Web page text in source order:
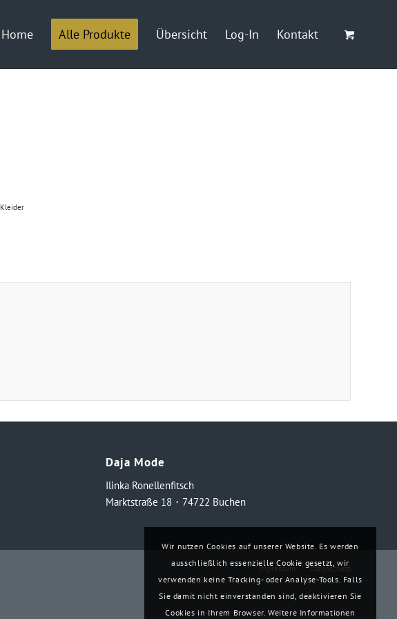
Home Alle Produkte Übersicht Log-In Kontakt
Kleider
Daja Mode
Ilinka Ronellenfitsch
Marktstraße 18・74722 Buchen
Impressum Datenschutz
Wir nutzen Cookies auf unserer Website. Es werden
ausschließlich essenzielle Cookie gesetzt, wir
verwenden keine Tracking- oder Analyse-Tools. Falls
Sie damit nicht einverstanden sind, deaktivieren Sie
Cookies in Ihrem Browser. Weitere Informationen